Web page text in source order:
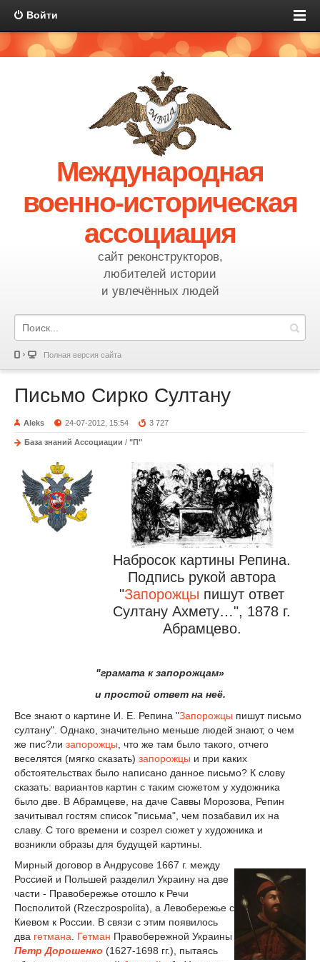
Войти
Международная
военно-историческая
ассоциация
сайт реконструкторов,
любителей истории
и увлечённых людей
Полная версия сайта
Письмо Сирко Султану
Aleks 24-07-2012, 15:54 3 727
База знаний Ассоциации / "П"
Набросок картины Репина.
Подпись рукой автора
"Запорожцы пишут ответ
Султану Ахмету…", 1878 г.
Абрамцево.
"грамата к запорожцам»
и простой ответ на неё.
Все знают о картине И. Е. Репина "Запорожцы пишут письмо
султану". Однако, значительно меньше людей знают, о чем
же пис?ли запорожцы , что же там было такого, отчего
веселятся (мягко сказать) запорожцы и при каких
обстоятельствах было написано данное письмо? К слову
сказать: вариантов картин с таким сюжетом у художника
было две. В Абрамцеве, на даче Саввы Морозова, Репин
зачитывал гостям список "письма", чем позабавил их на
славу. С того времени и созрел сюжет у художника и
возникли образы для будущей картины.
Мирный договор в Андрусове 1667 г. между
Россией и Польшей разделил Украину на две
части - Правобережье отошло к Речи
Посполитой (Rzeczpospolita), а Левобережье с
Киевом к России. В связи с этим появилось
два гетмана. Гетман Правобережной Украины
Петр Дорошенко (1627-1698 гг.), пытаясь